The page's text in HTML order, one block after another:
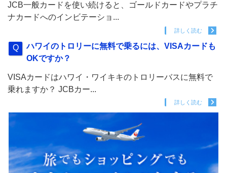
JCB一般カードを使い続けると、ゴールドカードやプラチ
ナカードへのインビテーショ...
詳しく読む
ハワイのトロリーに無料で乗るには、VISAカードも
OKですか？
VISAカードはハワイ・ワイキキのトロリーバスに無料で
乗れますか？ JCBカー...
詳しく読む